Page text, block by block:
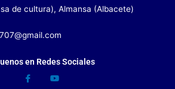
de cultura), Almansa (Albacete)
en Redes Sociales